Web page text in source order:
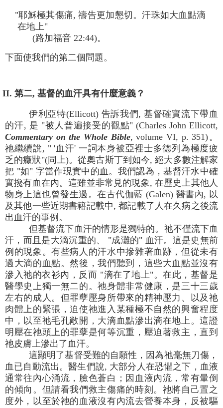
"耶穌極其傷痛, 禱告更加懇切。汗珠如大血點滴
在地上"
(路加福音 22:44)。
下面使我們的第二個問題。
II. 第二, 基督的血汗具有什麼意義？
伊利亞特(Ellicott) 告訴我們, 基督確實流下帶血
的汗, 是 "被人普遍接受的觀點" (Charles John Ellicott,
Commentary on the Whole Bible, volume VI, p. 351)。
祂繼續說, " '血汗' 一詞本身被亞裡士多德列為極度疲
乏的癥狀"(同上)。從奧古斯丁到如今, 絕大多數注解家
把 "如" 字當作現實中的血。我們認為，基督汗水中確
實攙有血在內。這雖並非常見的現象, 在歷史上其他人
物身上這也曾發生過。在古代伽藍 (Galen) 醫書內, 以
及其他一些近期書籍記載中, 都記載了人在久病之後流
出血汗的事例。
但基督流下血汗的情形是獨特的。祂不僅流下血
汗，而且是大滴沉重的、 "成灘的" 血汗。這是史無前
例的現象。有些病人的汗水中摻雜著血跡，但從未有
過大滴的血點。然後，我們聽到，這些大血點並沒有
滲入祂的衣衫內，反而 "滴在了地上"。在此，基督是
醫學史上獨一無二的。祂身體非常健康，是三十三歲
左右的成人。但罪孽壓身所帶來的精神壓力、以及祂
肉體上的緊張，迫使祂進入某種極不自然的興奮程度
中，以至祂毛孔敞開，大滴血點滲出滴在地上。這證
明壓在祂頭上的罪孽是何等沉重，壓迫著救主，直到
祂皮膚上滲出了血汗。
這顯明了基督受難的自願性，因為祂毫無刀傷，
血已自動流出。醫生們說, 大部分人在恐懼之下，血液
通常往內心涌流，臉色蒼白；因血液內流，常有暈倒
的傾向。但請看我們救主傷痛的時刻。祂將自己置之
度外，以至於祂的血液沒有內流去營養本身，反被驅